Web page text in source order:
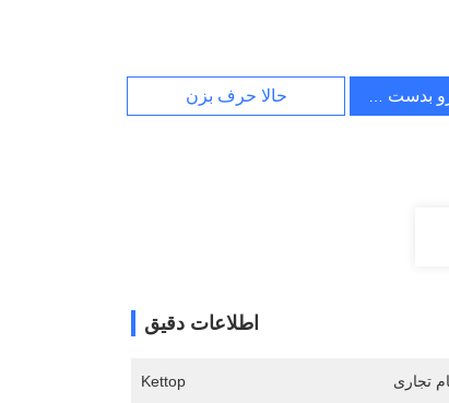
بدست بیار حالا حرف بزن
اطلاعات دقیق
تجاری Kettop